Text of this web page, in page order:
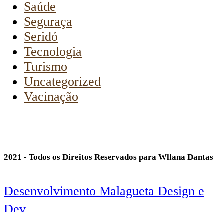
Saúde
Seguraça
Seridó
Tecnologia
Turismo
Uncategorized
Vacinação
2021 - Todos os Direitos Reservados para Wllana Dantas
Desenvolvimento Malagueta Design e
Dev